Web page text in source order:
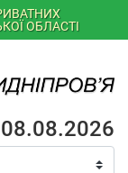
ОБЛАСТІ
08.08.2026